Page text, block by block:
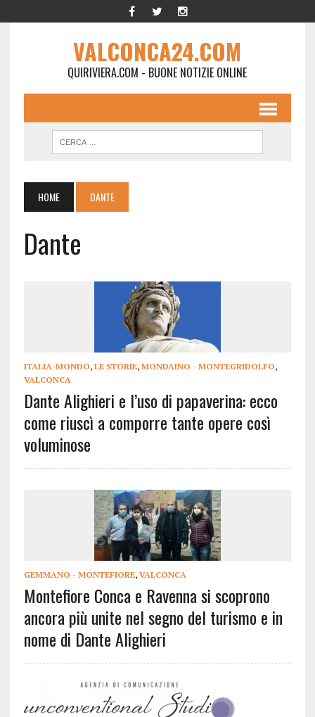
VALCONCA24.COM
QUIRIVIERA.COM - BUONE NOTIZIE ONLINE
HOME DANTE
Dante
ITALIA-MONDO, LE STORIE, MONDAINO - MONTEGRIDOLFO,
VALCONCA
Dante Alighieri e l’uso di papaverina: ecco
come riuscì a comporre tante opere così
voluminose
GEMMANO - MONTEFIORE, VALCONCA
Montefiore Conca e Ravenna si scoprono
ancora più unite nel segno del turismo e in
nome di Dante Alighieri